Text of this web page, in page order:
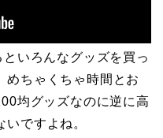
いろんなグッズを買っ
めちゃくちゃ時間とお
均グッズなのに逆に高
ですよね。